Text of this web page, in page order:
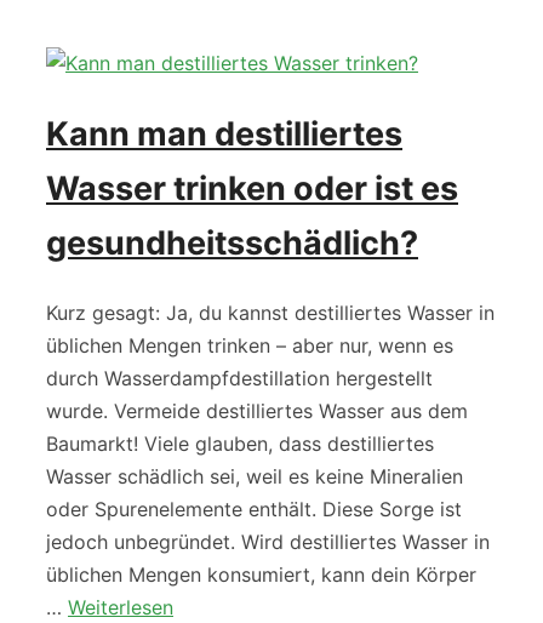
Kann man destilliertes
Wasser trinken oder ist es
gesundheitsschädlich?
Kurz gesagt: Ja, du kannst destilliertes Wasser in
üblichen Mengen trinken – aber nur, wenn es
durch Wasserdampfdestillation hergestellt
wurde. Vermeide destilliertes Wasser aus dem
Baumarkt! Viele glauben, dass destilliertes
Wasser schädlich sei, weil es keine Mineralien
oder Spurenelemente enthält. Diese Sorge ist
jedoch unbegründet. Wird destilliertes Wasser in
üblichen Mengen konsumiert, kann dein Körper
… Weiterlesen